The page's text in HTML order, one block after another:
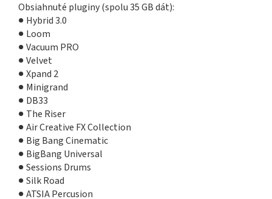
Obsiahnuté pluginy (spolu 35 GB dát):
● Hybrid 3.0
● Loom
● Vacuum PRO
● Velvet
● Xpand 2
● Minigrand
● DB33
● The Riser
● Air Creative FX Collection
● Big Bang Cinematic
● BigBang Universal
● Sessions Drums
● Silk Road
● ATSIA Percusion